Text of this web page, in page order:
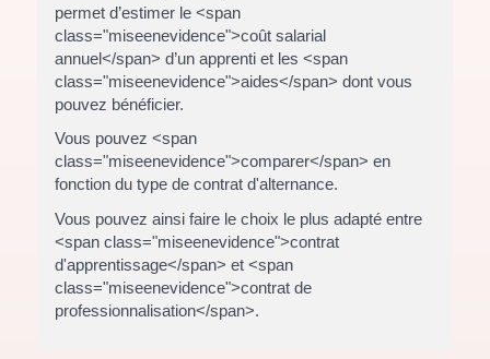
permet d’estimer le <span
class="miseenevidence">coût salarial
annuel</span> d’un apprenti et les <span
class="miseenevidence">aides</span> dont vous
pouvez bénéficier.
Vous pouvez <span
class="miseenevidence">comparer</span> en
fonction du type de contrat d'alternance.
Vous pouvez ainsi faire le choix le plus adapté entre
<span class="miseenevidence">contrat
d'apprentissage</span> et <span
class="miseenevidence">contrat de
professionnalisation</span>.